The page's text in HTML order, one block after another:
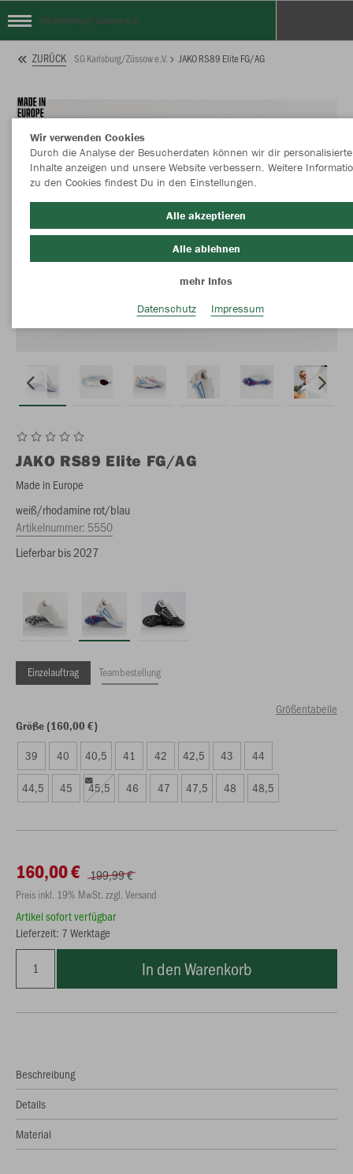
SG Karlsburg/Züssow e.V.
ZURÜCK SG Karlsburg/Züssow e.V. JAKO RS89 Elite FG/AG
JAKO RS89 Elite FG/AG
Made in Europe
weiß/rhodamine rot/blau
Artikelnummer: 5550
Lieferbar bis 2027
Einzelauftrag Teambestellung
Größentabelle
Größe (160,00 €)
39 40 40,5 41 42 42,5 43 44
44,5 45 45,5 46 47 47,5 48 48,5
160,00 € 199,99 €
Preis inkl. 19% MwSt. zzgl. Versand
Artikel sofort verfügbar
Lieferzeit: 7 Werktage
In den Warenkorb
Beschreibung
Details
Material
Wir verwenden Cookies
Durch die Analyse der Besucherdaten können wir dir personalisierte
Inhalte anzeigen und unsere Website verbessern. Weitere
zu den Cookies findest Du in den Einstellungen.
Alle akzeptieren
Alle ablehnen
mehr Infos
Datenschutz
Impressum